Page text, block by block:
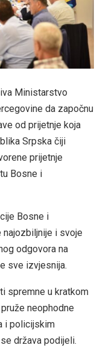
Ministarstvo
da započnu
od prijetnje koja
Srpska čiji
prijetnje
Bosne i
Bosne i
najozbiljnije i svoje
odgovora na
sve izvjesnija.
spremne u kratkom
neophodne
i policijskim
država podijeli.